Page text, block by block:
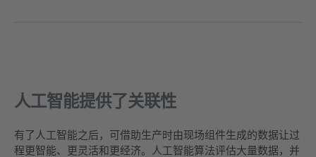
人工智能提供了关联性
有了人工智能之后，可借助生产时由现场组件生成的数据让过
程更智能、更灵活和更经济。人工智能算法评估大量数据，并